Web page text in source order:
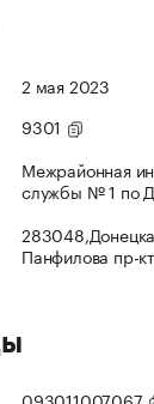
2 мая 2023
9301
Межрайонная
службы № 1 по
Панфилова пр-